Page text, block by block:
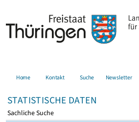
Home Kontakt Suche Newsletter
STATISTISCHE DATEN
Sachliche Suche